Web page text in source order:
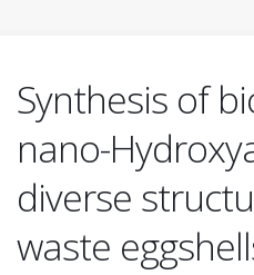
Synthesis of
nano-
diverse
waste